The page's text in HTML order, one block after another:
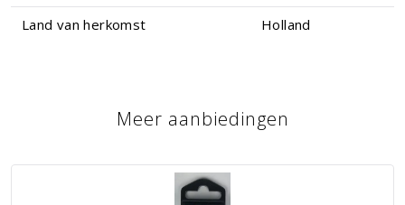
Land van herkomst
Holland
Meer aanbiedingen